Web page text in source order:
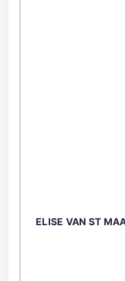
ELISE VAN ST